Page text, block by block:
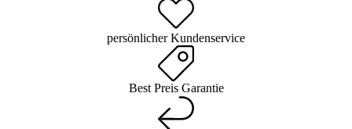
persönlicher Kundenservice
Best Preis Garantie